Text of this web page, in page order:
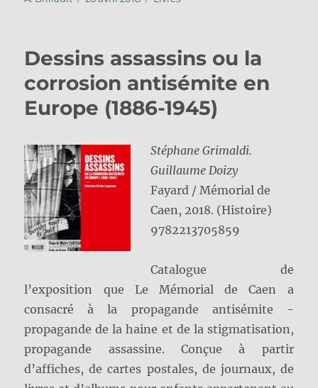
Dessins assassins ou la
corrosion antisémite en
Europe (1886-1945)
Stéphane Grimaldi.
Guillaume Doizy
Fayard / Mémorial de
Caen, 2018. (Histoire)
9782213705859
Catalogue de
l’exposition que Le Mémorial de Caen a
consacré à la propagande antisémite -
propagande de la haine et de la stigmatisation,
propagande assassine. Conçue à partir
d’affiches, de cartes postales, de journaux, de